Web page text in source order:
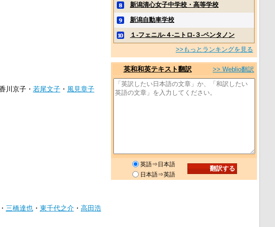
川京子・ 若尾文子・ 風見章子
・ 三橋達也・ 東千代之介・ 高田浩
新潟清心女子中学校・高等学校
新潟自動車学校
１‐フェニル‐４‐ニトロ‐３‐ペンタノン
>>もっとランキングを見る
英和和英テキスト翻訳 >> Weblio翻訳
英語⇒日本語
日本語⇒英語